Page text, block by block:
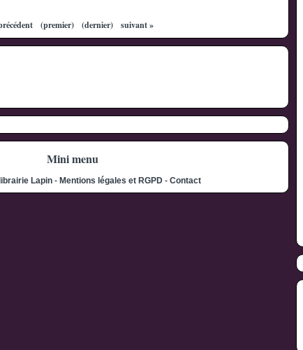
(premier) (dernier) suivant »
Mini menu
Lapin - Mentions légales et RGPD - Contact